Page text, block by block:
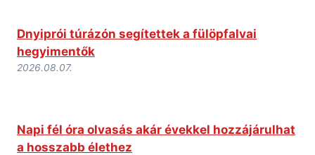
Dnyiprói túrázón segítettek a fülöpfalvai
hegyimentők
2026.08.07.
Napi fél óra olvasás akár évekkel hozzájárulhat
a hosszabb élethez